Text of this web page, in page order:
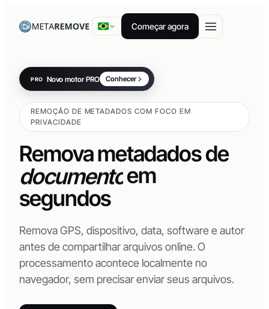
Começar agora
PRO Novo motor PRO Conhecer
REMOÇÃO DE METADADOS COM FOCO EM
PRIVACIDADE
Remova metadados de
vídeos
imagens
PDFs
documentos em
segundos
Remova GPS, dispositivo, data, software e autor
antes de compartilhar arquivos online. O
processamento acontece localmente no
navegador, sem precisar enviar seus arquivos.